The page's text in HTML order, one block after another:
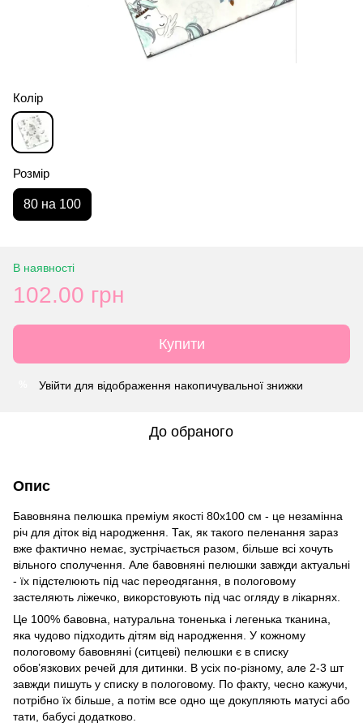
Колір
Розмір
80 на 100
В наявності
102.00 грн
Купити
Увійти для відображення накопичувальної знижки
До обраного
Опис
Бавовняна пелюшка преміум якості 80х100 см - це незамінна
річ для діток від народження. Так, як такого пеленання зараз
вже фактично немає, зустрічається разом, більше всі хочуть
вільного сполучення. Але бавовняні пелюшки завжди актуальні
- їх підстелюють під час переодягання, в пологовому
застеляють ліжечко, викорстовують під час огляду в лікарнях.
Це 100% бавовна, натуральна тоненька і легенька тканина,
яка чудово підходить дітям від народження. У кожному
пологовому бавовняні (ситцеві) пелюшки є в списку
обов’язкових речей для дитинки. В усіх по-різному, але 2-3 шт
завжди пишуть у списку в пологовому. По факту, чесно кажучи,
потрібно їх більше, а потім все одно ще докупляють матусі або
тати, бабусі додатково.